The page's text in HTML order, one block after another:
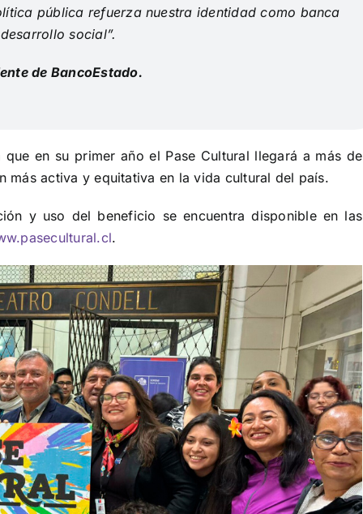
pública refuerza nuestra identidad como banca
social”.
de BancoEstado.
en su primer año el Pase Cultural llegará a más de
más activa y equitativa en la vida cultural del país.
y uso del beneficio se encuentra disponible en las
.